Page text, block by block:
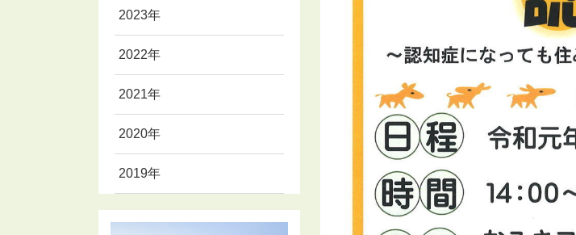
2023年
2022年
2021年
2020年
2019年